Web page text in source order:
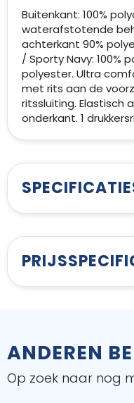
Buitenkant: 100%
waterafstotende
achterkant 90%
/ Sporty Navy: 100%
polyester. Ultra
met rits aan de
ritssluiting. Elastisch
onderkant. 1
ANDEREN
Op zoek naar nog